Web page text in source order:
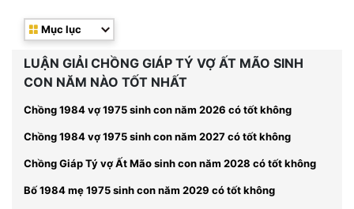
Mục lục
LUẬN GIẢI CHỒNG GIÁP TÝ VỢ ẤT MÃO SINH
CON NĂM NÀO TỐT NHẤT
Chồng 1984 vợ 1975 sinh con năm 2026 có tốt không
Chồng 1984 vợ 1975 sinh con năm 2027 có tốt không
Chồng Giáp Tý vợ Ất Mão sinh con năm 2028 có tốt không
Bố 1984 mẹ 1975 sinh con năm 2029 có tốt không